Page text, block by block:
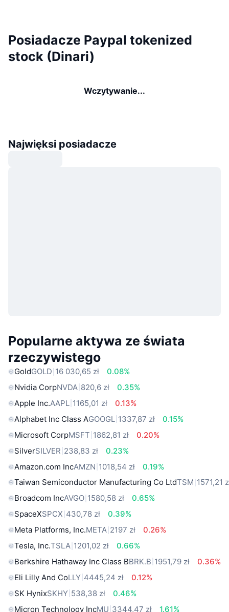
Posiadacze Paypal tokenized
stock (Dinari)
Wczytywanie...
Najwięksi posiadacze
Popularne aktywa ze świata
rzeczywistego
GoldGOLD 16 030,65 zł
0.08%
Nvidia CorpNVDA 820,6 zł
0.35%
Apple Inc.AAPL 1165,01 zł
0.13%
Alphabet Inc Class AGOOGL 1337,87 zł
0.15%
Microsoft CorpMSFT 1862,81 zł
0.20%
SilverSILVER 238,83 zł
0.23%
Amazon.com IncAMZN 1018,54 zł
0.19%
Taiwan Semiconductor Manufacturing Co LtdTSM 1571,21
Broadcom IncAVGO 1580,58 zł
0.65%
SpaceXSPCX 430,78 zł
0.39%
Meta Platforms, Inc.META 2197 zł
0.26%
Tesla, Inc.TSLA 1201,02 zł
0.66%
Berkshire Hathaway Inc Class BBRK.B 1951,79 zł
0.36%
Eli Lilly And CoLLY 4445,24 zł
0.12%
SK HynixSKHY 538,38 zł
0.46%
Micron Technology IncMU 3344,47 zł
1.61%